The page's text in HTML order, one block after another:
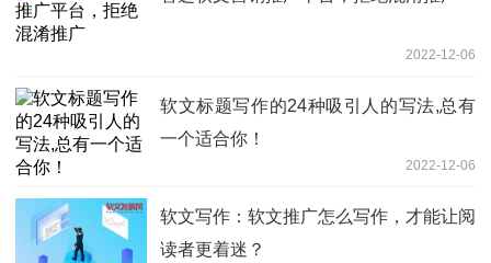
2022-12-06
软文标题写作的24种吸引人的写法,总有
一个适合你！
2022-12-06
软文写作：软文推广怎么写作，才能让阅
读者更着迷？